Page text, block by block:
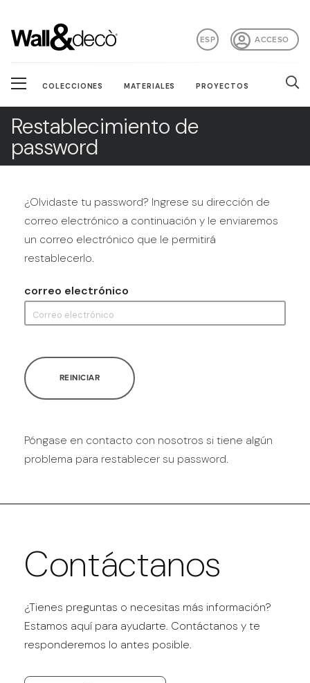
ACCESO
ESP
COLECCIONES MATERIALES PROYECTOS
Restablecimiento de
password
¿Olvidaste tu password? Ingrese su dirección de
correo electrónico a continuación y le enviaremos
un correo electrónico que le permitirá
restablecerlo.
correo electrónico
REINICIAR
Póngase en contacto con nosotros si tiene algún
problema para restablecer su password.
Contáctanos
¿Tienes preguntas o necesitas más información?
Estamos aquí para ayudarte. Contáctanos y te
responderemos lo antes posible.